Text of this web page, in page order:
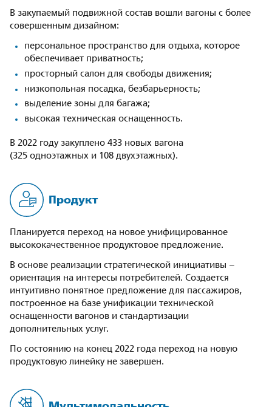
В закупаемый подвижной состав вошли вагоны с более
совершенным дизайном:
персональное пространство для отдыха, которое
обеспечивает приватность;
просторный салон для свободы движения;
низкопольная посадка, безбарьерность;
выделение зоны для багажа;
высокая техническая оснащенность.
В 2022 году закуплено 433 новых вагона
(325 одноэтажных и 108 двухэтажных).
Продукт
Планируется переход на новое унифицированное
высококачественное продуктовое предложение.
В основе реализации стратегической инициативы –
ориентация на интересы потребителей. Создается
интуитивно понятное предложение для пассажиров,
построенное на базе унификации технической
оснащенности вагонов и стандартизации
дополнительных услуг.
По состоянию на конец 2022 года переход на новую
продуктовую линейку не завершен.